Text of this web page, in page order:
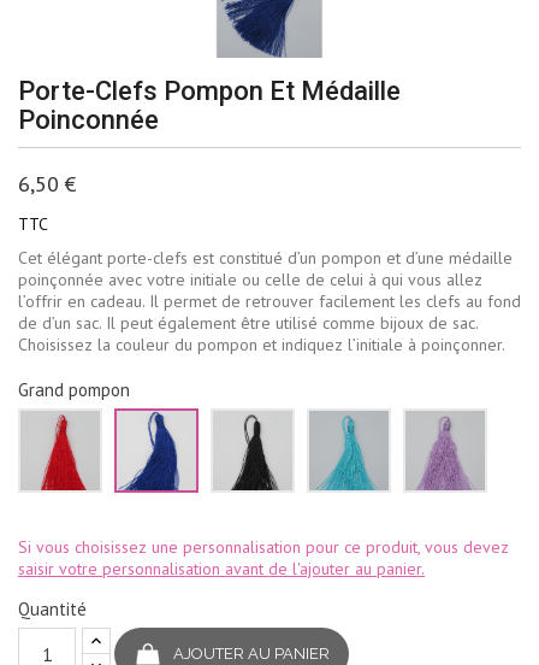
Porte-Clefs Pompon Et Médaille
Poinconnée
6,50 €
TTC
Cet élégant porte-clefs est constitué d’un pompon et d’une médaille
poinçonnée avec votre initiale ou celle de celui à qui vous allez
l’offrir en cadeau. Il permet de retrouver facilement les clefs au fond
de d’un sac. Il peut également être utilisé comme bijoux de sac.
Choisissez la couleur du pompon et indiquez l’initiale à poinçonner.
Grand pompon
Turquoise
Si vous choisissez une personnalisation pour ce produit, vous devez
saisir votre personnalisation avant de l'ajouter au panier.
Quantité
AJOUTER AU PANIER